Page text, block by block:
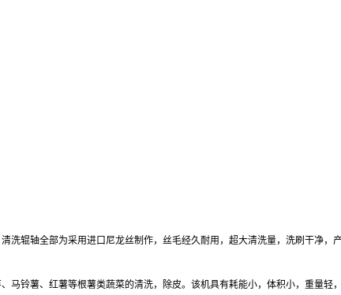
辊轴全部为采用进口尼龙丝制作，丝毛经久耐用，超大清洗量，洗刷干净，
薯、红薯等根薯类蔬菜的清洗，除皮。该机具有耗能小，体积小，重量轻